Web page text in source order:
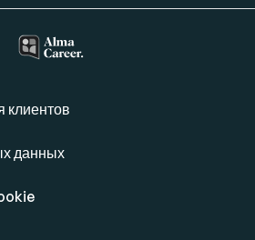
клиентов
данных